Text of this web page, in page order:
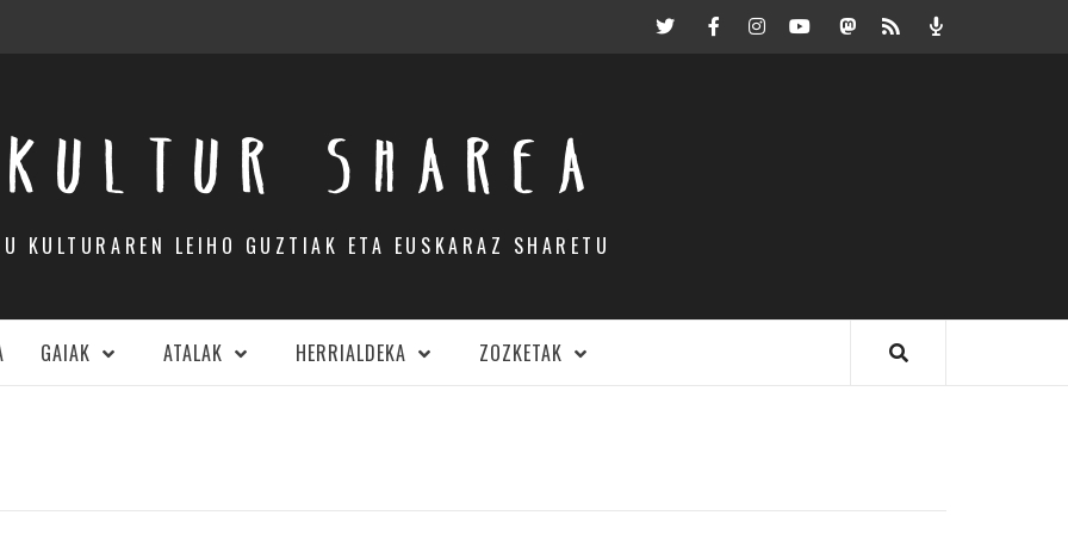
TwitterFacebookInstagramYoutubeMastodon.eus
RSS Podcast
KULTUR SHAREA
KULTURAREN LEIHO GUZTIAK ETA EUSKARAZ SHARETU
GAIAK ATALAK HERRIALDEKA ZOZKETAK